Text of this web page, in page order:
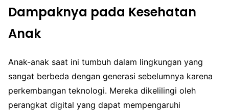
Dampaknya pada Kesehatan
Anak
Anak-anak saat ini tumbuh dalam lingkungan yang
sangat berbeda dengan generasi sebelumnya karena
perkembangan teknologi. Mereka dikelilingi oleh
perangkat digital yang dapat mempengaruhi